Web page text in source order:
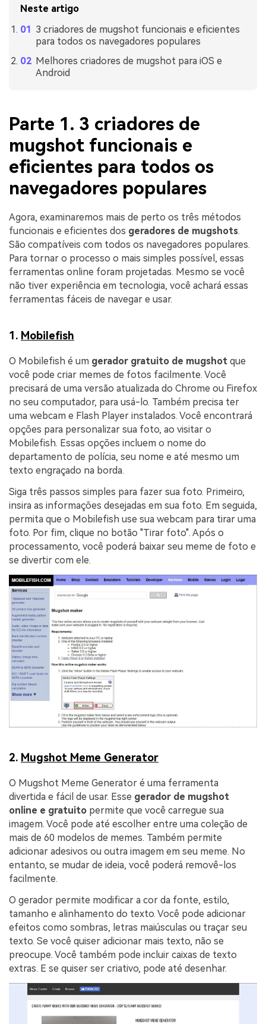
Neste artigo
3 criadores de mugshot funcionais e eficientes
para todos os navegadores populares
Melhores criadores de mugshot para iOS e
Android
Parte 1. 3 criadores de
mugshot funcionais e
eficientes para todos os
navegadores populares
Agora, examinaremos mais de perto os três métodos
funcionais e eficientes dos geradores de mugshots.
São compatíveis com todos os navegadores populares.
Para tornar o processo o mais simples possível, essas
ferramentas online foram projetadas. Mesmo se você
não tiver experiência em tecnologia, você achará essas
ferramentas fáceis de navegar e usar.
1. Mobilefish
O Mobilefish é um gerador gratuito de mugshot que
você pode criar memes de fotos facilmente. Você
precisará de uma versão atualizada do Chrome ou Firefox
no seu computador, para usá-lo. Também precisa ter
uma webcam e Flash Player instalados. Você encontrará
opções para personalizar sua foto, ao visitar o
Mobilefish. Essas opções incluem o nome do
departamento de polícia, seu nome e até mesmo um
texto engraçado na borda.
Siga três passos simples para fazer sua foto. Primeiro,
insira as informações desejadas em sua foto. Em seguida,
permita que o Mobilefish use sua webcam para tirar uma
foto. Por fim, clique no botão "Tirar foto". Após o
processamento, você poderá baixar seu meme de foto e
se divertir com ele.
2. Mugshot Meme Generator
O Mugshot Meme Generator é uma ferramenta
divertida e fácil de usar. Esse gerador de mugshot
online e gratuito permite que você carregue sua
imagem. Você pode até escolher entre uma coleção de
mais de 60 modelos de memes. Também permite
adicionar adesivos ou outra imagem em seu meme. No
entanto, se mudar de ideia, você poderá removê-los
facilmente.
O gerador permite modificar a cor da fonte, estilo,
tamanho e alinhamento do texto. Você pode adicionar
efeitos como sombras, letras maiúsculas ou traçar seu
texto. Se você quiser adicionar mais texto, não se
preocupe. Você também pode incluir caixas de texto
extras. E se quiser ser criativo, pode até desenhar.